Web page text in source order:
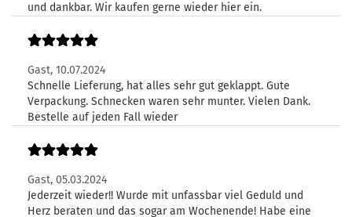
und dankbar. Wir kaufen gerne wieder hier ein.
Gast, 10.07.2024
Schnelle Lieferung, hat alles sehr gut geklappt. Gute
Verpackung. Schnecken waren sehr munter. Vielen Dank.
Bestelle auf jeden Fall wieder
Gast, 05.03.2024
Jederzeit wieder!! Wurde mit unfassbar viel Geduld und
Herz beraten und das sogar am Wochenende! Habe eine